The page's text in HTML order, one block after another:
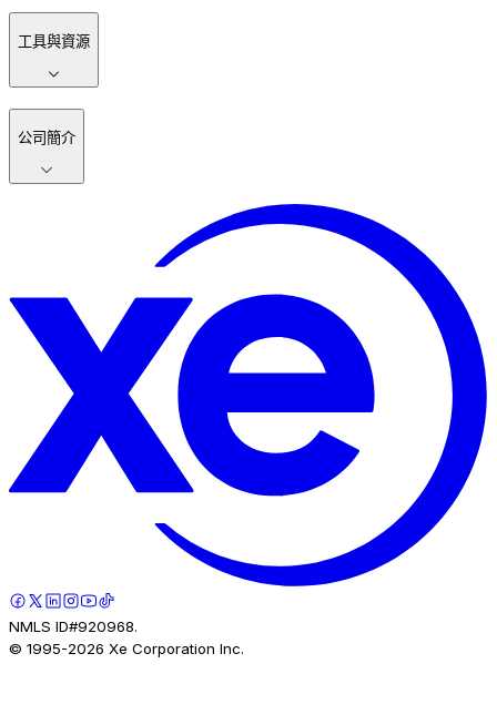
工具與資源
公司簡介
NMLS ID#920968.
© 1995-2026 Xe Corporation Inc.